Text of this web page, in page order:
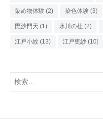
染め物体験 (2) 染色体験 (3)
毘沙門天 (1) 氷川の杜 (2)
江戸小紋 (13) 江戸更紗 (10)
検